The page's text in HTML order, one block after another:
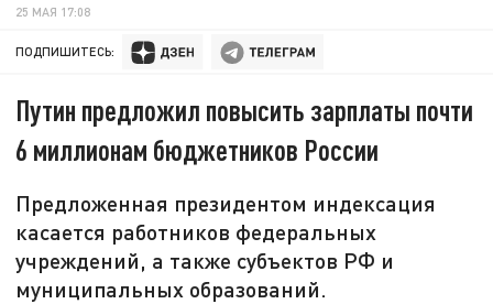
25 МАЯ 17:08
ПОДПИШИТЕСЬ:
Путин предложил повысить зарплаты почти
6 миллионам бюджетников России
Предложенная президентом индексация
касается работников федеральных
учреждений, а также субъектов РФ и
муниципальных образований.